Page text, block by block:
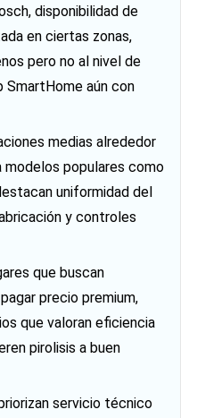
disponibilidad de
en ciertas zonas,
pero no al nivel de
SmartHome aún con
medias alrededor
modelos populares como
uniformidad del
y controles
que buscan
precio premium,
que valoran eficiencia
pirolisis a buen
servicio técnico